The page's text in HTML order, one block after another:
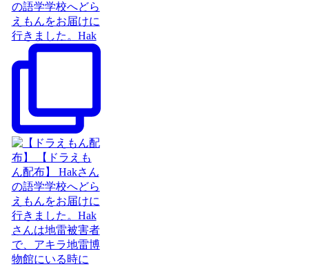
の語学学校へどら
えもんをお届けに
行きました。Hak